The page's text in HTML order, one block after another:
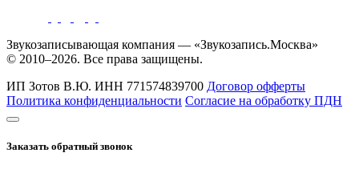
Звукозаписывающая компания — «Звукозапись.Москва»
© 2010–2026. Все права защищены.
ИП Зотов В.Ю. ИНН 771574839700 Договор офферты
Политика конфиденциальности Согласие на обработку ПДН
Заказать обратный звонок